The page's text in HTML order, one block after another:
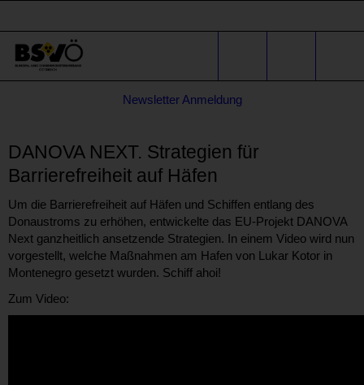
Stichwortsuche
Newsletter Anmeldung
DANOVA NEXT. Strategien für
Barrierefreiheit auf Häfen
Um die Barrierefreiheit auf Häfen und Schiffen entlang des
Donaustroms zu erhöhen, entwickelte das EU-Projekt DANOVA
Next ganzheitlich ansetzende Strategien. In einem Video wird nun
vorgestellt, welche Maßnahmen am Hafen von Lukar Kotor in
Montenegro gesetzt wurden. Schiff ahoi!
Zum Video: